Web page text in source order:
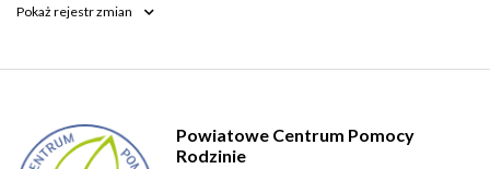
Pokaż rejestr zmian
Powiatowe Centrum Pomocy
Rodzinie